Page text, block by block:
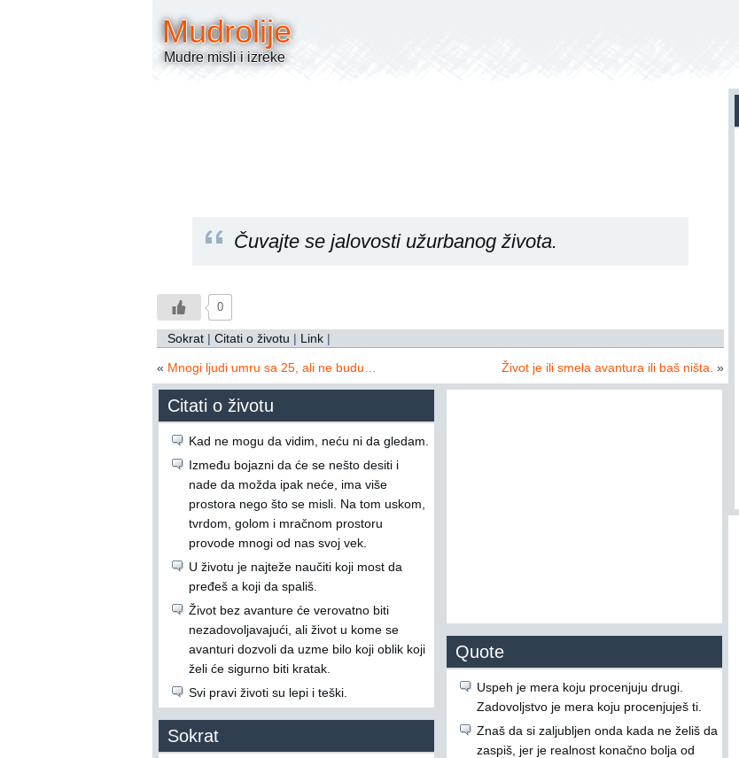
Mudrolije
Mudre misli i izreke
Čuvajte se jalovosti užurbanog života.
0
Sokrat | Citati o životu | Link |
« Mnogi ljudi umru sa 25, ali ne budu… Život je ili smela avantura ili baš ništa. »
Citati o životu
Kad ne mogu da vidim, neću ni da gledam.
Između bojazni da će se nešto desiti i
nade da možda ipak neće, ima više
prostora nego što se misli. Na tom uskom,
tvrdom, golom i mračnom prostoru
provode mnogi od nas svoj vek.
U životu je najteže naučiti koji most da
pređeš a koji da spališ.
Život bez avanture će verovatno biti
nezadovoljavajući, ali život u kome se
avanturi dozvoli da uzme bilo koji oblik koji
želi će sigurno biti kratak.
Svi pravi životi su lepi i teški.
Sokrat
Quote
Uspeh je mera koju procenjuju drugi.
Zadovoljstvo je mera koju procenjuješ ti.
Znaš da si zaljubljen onda kada ne želiš da
zaspiš, jer je realnost konačno bolja od